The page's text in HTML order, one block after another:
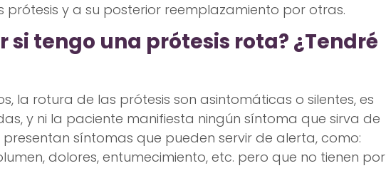
y a su posterior reemplazamiento por otras.
si tengo una prótesis rota? ¿Tendré
la rotura de las prótesis son asintomáticas o silentes, es
y ni la paciente manifiesta ningún síntoma que sirva de
presentan síntomas que pueden servir de alerta, como:
dolores, entumecimiento, etc. pero que no tienen por